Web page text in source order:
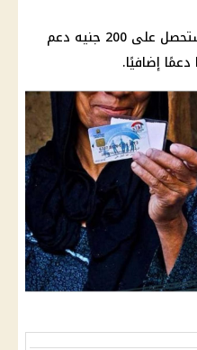
الأسرة التي تتكون من 4 أفراد ستحصل على 200 جنيه دعم